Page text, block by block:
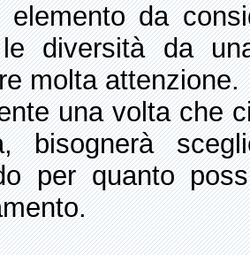
elemento da
diversità da
molta attenzione.
una volta che
bisognerà
per quanto